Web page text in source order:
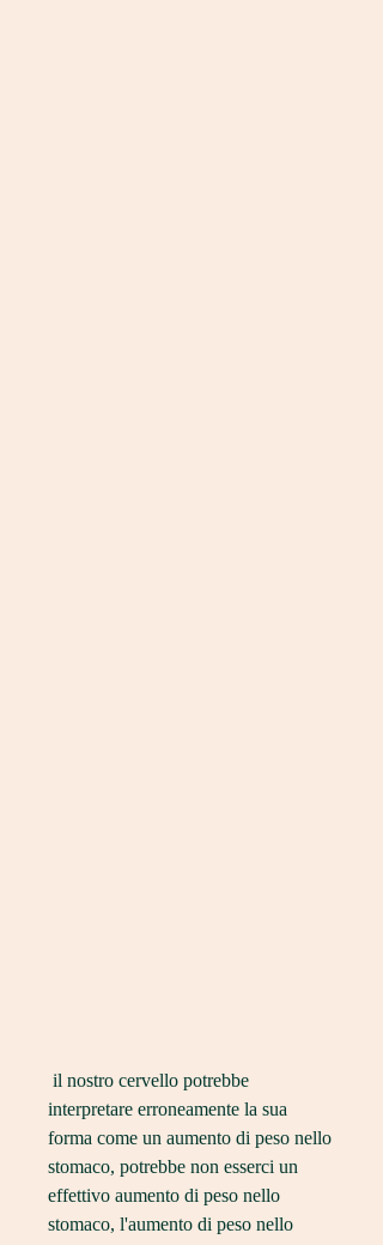
interpretare erroneamente la sua
forma come un aumento di peso nello
stomaco, potrebbe non esserci un
effettivo aumento di peso nello
stomaco, l'aumento di peso nello